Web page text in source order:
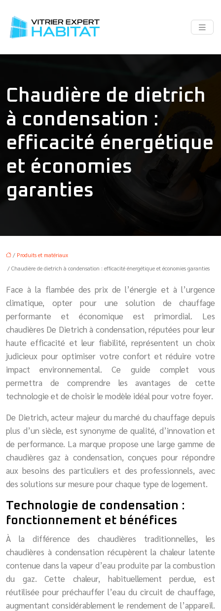
Chaudière de dietrich
à condensation :
efficacité énergétique
et économies
garanties
/ Produits et matériaux
/ Chaudière de dietrich à condensation : efficacité énergétique et économies garanties
Face à la flambée des prix de l’énergie et à l’urgence
climatique, opter pour une solution de chauffage
performante et économique est primordial. Les
chaudières De Dietrich à condensation, réputées pour leur
haute efficacité et leur fiabilité, représentent un choix
judicieux pour optimiser votre confort et réduire votre
impact environnemental. Ce guide complet vous
permettra de comprendre les avantages de cette
technologie et de choisir le modèle idéal pour votre foyer.
De Dietrich, acteur majeur du marché du chauffage depuis
plus d’un siècle, est synonyme de qualité, d’innovation et
de performance. La marque propose une large gamme de
chaudières gaz à condensation, conçues pour répondre
aux besoins des particuliers et des professionnels, avec
des solutions sur mesure pour chaque type de logement.
Technologie de condensation :
fonctionnement et bénéfices
À la différence des chaudières traditionnelles, les
chaudières à condensation récupèrent la chaleur latente
contenue dans la vapeur d’eau produite par la combustion
du gaz. Cette chaleur, habituellement perdue, est
réutilisée pour préchauffer l’eau du circuit de chauffage,
augmentant considérablement le rendement de l’appareil.